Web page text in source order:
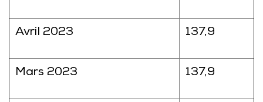
Avril 2023 137,9
Mars 2023 137,9